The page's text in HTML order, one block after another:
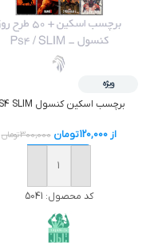
ویژه
برچسب اسکين کنسول PS4 SLIM
از120,000تومان 300,000تومان
خرید
کد محصول: 5041